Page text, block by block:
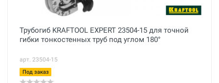
Трубогиб KRAFTOOL EXPERT 23504-15 для точной
гибки тонкостенных труб под углом 180°
арт. 23504-15
Под заказ